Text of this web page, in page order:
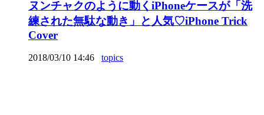
ヌンチャクのように動くiPhoneケースが「洗
練された無駄な動き」と人気♡iPhone Trick
Cover
2018/03/10 14:46 topics